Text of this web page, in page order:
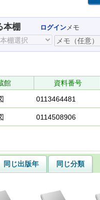
本棚 ログインメモ
館 資料番号
0113464481
0114508906
同じ出版年
同じ分類